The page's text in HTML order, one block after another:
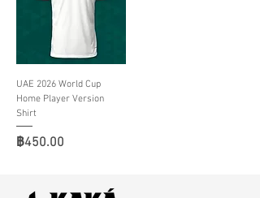
UAE 2026 World Cup
Home Player Version
Shirt
ราคา
฿450.00